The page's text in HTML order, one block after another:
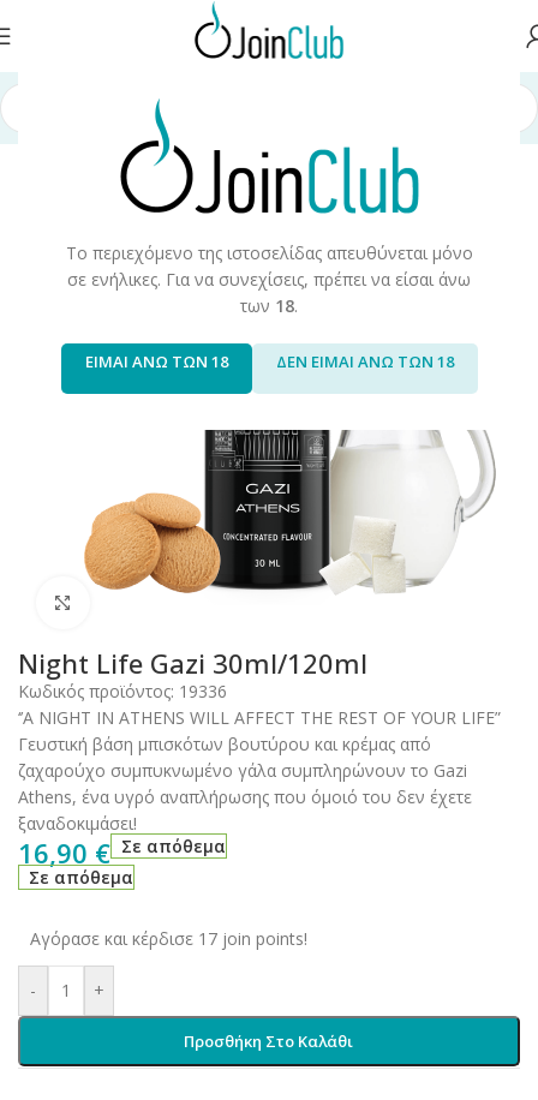
Το περιεχόμενο της ιστοσελίδας απευθύνεται μόνο
σε ενήλικες. Για να συνεχίσεις, πρέπει να είσαι άνω
των 18.
ΕΙΜΑΙ ΑΝΩ ΤΩΝ 18 ΔΕΝ ΕΙΜΑΙ ΑΝΩ ΤΩΝ 18
σελίδα Υγρά Αναπλήρωσης
Night Life Gazi 30ml/120ml
Κωδικός προϊόντος: 19336
‘’A NIGHT IN ATHENS WILL AFFECT THE REST OF YOUR LIFE”
Γευστική βάση μπισκότων βουτύρου και κρέμας από
ζαχαρούχο συμπυκνωμένο γάλα συμπληρώνουν το Gazi
Athens, ένα υγρό αναπλήρωσης που όμοιό του δεν έχετε
ξαναδοκιμάσει!
16,90 € Σε απόθεμα
Σε απόθεμα
Αγόρασε και κέρδισε 17 join points!
- +
Προσθήκη Στο Καλάθι